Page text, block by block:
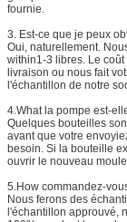
fournie.
3. Est-ce que je peux
Oui, naturellement.
within1-3 libres. Le
livraison ou nous fait
l'échantillon de notre
4.What la pompe est-
Quelques bouteilles
avant que votre
besoin. Si la bouteille
ouvrir le nouveau
5.How commandez-
Nous ferons des
l'échantillon approuvé,